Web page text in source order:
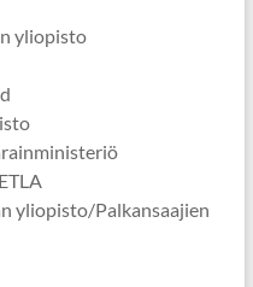
yliopisto
yliopisto/Palkansaajien